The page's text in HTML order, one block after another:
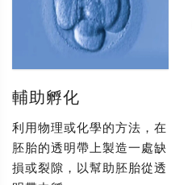
輔助孵化
利用物理或化學的方法，在
胚胎的透明帶上製造一處缺
損或裂隙，以幫助胚胎從透